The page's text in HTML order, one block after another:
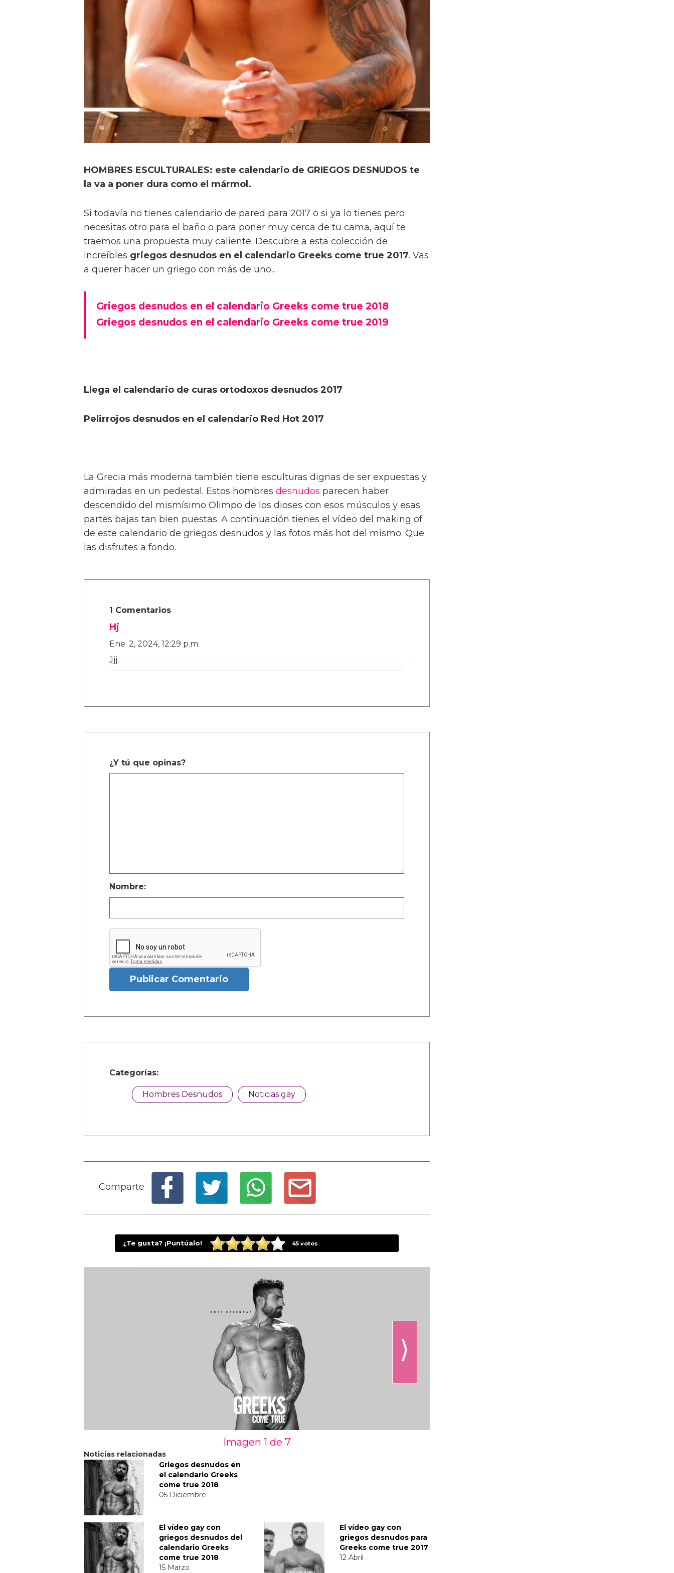
HOMBRES ESCULTURALES: este calendario de GRIEGOS DESNUDOS te
la va a poner dura como el mármol.
Si todavía no tienes calendario de pared para 2017 o si ya lo tienes pero
necesitas otro para el baño o para poner muy cerca de tu cama, aquí te
traemos una propuesta muy caliente. Descubre a esta colección de
increíbles griegos desnudos en el calendario Greeks come true 2017. Vas
a querer hacer un griego con más de uno...
Griegos desnudos en el calendario Greeks come true 2018
Griegos desnudos en el calendario Greeks come true 2019
Llega el calendario de curas ortodoxos desnudos 2017
Pelirrojos desnudos en el calendario Red Hot 2017
La Grecia más moderna también tiene esculturas dignas de ser expuestas y
admiradas en un pedestal. Estos hombres desnudos parecen haber
descendido del mismísimo Olimpo de los dioses con esos músculos y esas
partes bajas tan bien puestas. A continuación tienes el vídeo del making of
de este calendario de griegos desnudos y las fotos más hot del mismo. Que
las disfrutes a fondo.
1 Comentarios
Hj
Ene. 2, 2024, 12:29 p.m.
Jjj
¿Y tú que opinas?
Nombre:
Publicar Comentario
Categorías:
Hombres Desnudos Noticias gay
Comparte
¿Te gusta? ¡Puntúalo! 45 votos
⟩
Imagen 1 de 7
Noticias relacionadas
Griegos desnudos en
el calendario Greeks
come true 2018
05 Diciembre
El vídeo gay con
griegos desnudos del
calendario Greeks
come true 2018
15 Marzo
El vídeo gay con
griegos desnudos para
Greeks come true 2017
12 Abril